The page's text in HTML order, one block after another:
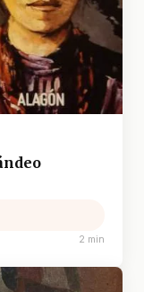
2 min